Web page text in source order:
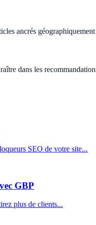
ancrés
dans les
SEO de votre site...
GBP
plus de clients...